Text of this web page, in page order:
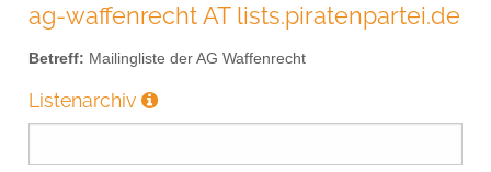
ag-waffenrecht AT lists.piratenpartei.de
Betreff: Mailingliste der AG Waffenrecht
Listenarchiv